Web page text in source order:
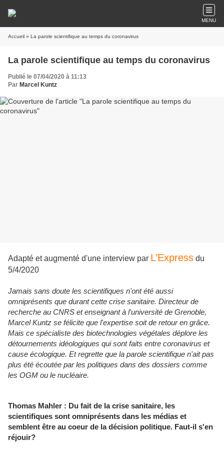
MENU
Accueil » La parole scientifique au temps du coronavirus
La parole scientifique au temps du coronavirus
Publié le 07/04/2020 à 11:13
Par Marcel Kuntz
Adapté et augmenté d'une interview par L’Express du
5/4/2020
Jamais sans doute les scientifiques n'ont été aussi
omniprésents que durant cette crise sanitaire. Directeur de
recherche au CNRS et enseignant à l'université de Grenoble,
Marcel Kuntz se félicite que l'expertise soit de retour en grâce.
Mais ce spécialiste des biotechnologies végétales déplore les
détournements idéologiques qui sont faits entre coronavirus et
cause écologique. Et regrette que la parole scientifique n'ait pas
plus été écoutée par les politiques dans des dossiers comme
les OGM ou le nucléaire.
Thomas Mahler : Du fait de la crise sanitaire, les
scientifiques sont omniprésents dans les médias et
semblent être au coeur de la décision politique. Faut-il s'en
réjouir?